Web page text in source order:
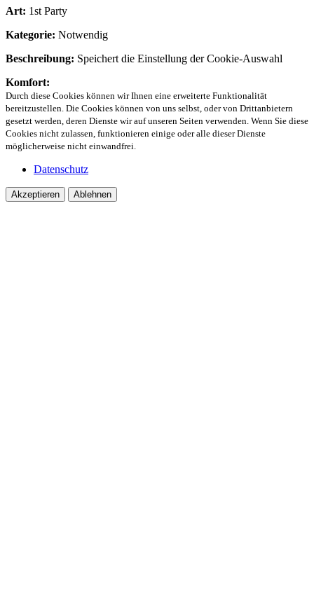
Art: 1st Party
Kategorie: Notwendig
Beschreibung: Speichert die Einstellung der Cookie-Auswahl
Komfort:
Durch diese Cookies können wir Ihnen eine erweiterte Funktionalität
bereitzustellen. Die Cookies können von uns selbst, oder von Drittanbietern
gesetzt werden, deren Dienste wir auf unseren Seiten verwenden. Wenn Sie diese
Cookies nicht zulassen, funktionieren einige oder alle dieser Dienste
möglicherweise nicht einwandfrei.
Datenschutz
Akzeptieren Ablehnen